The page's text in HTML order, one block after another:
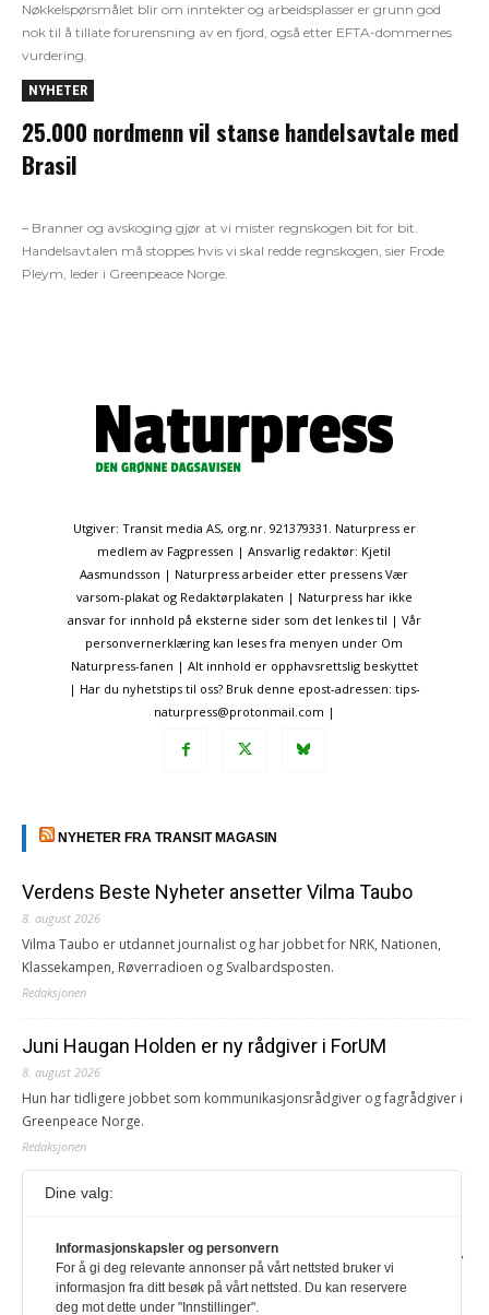
Nøkkelspørsmålet blir om inntekter og arbeidsplasser er grunn god
nok til å tillate forurensning av en fjord, også etter EFTA-dommernes
vurdering.
NYHETER
25.000 nordmenn vil stanse handelsavtale med
Brasil
– Branner og avskoging gjør at vi mister regnskogen bit for bit.
Handelsavtalen må stoppes hvis vi skal redde regnskogen, sier Frode
Pleym, leder i Greenpeace Norge.
Utgiver: Transit media AS, org.nr. 921379331. Naturpress er
medlem av Fagpressen | Ansvarlig redaktør: Kjetil
Aasmundsson | Naturpress arbeider etter pressens Vær
varsom-plakat og Redaktørplakaten | Naturpress har ikke
ansvar for innhold på eksterne sider som det lenkes til | Vår
personvernerklæring kan leses fra menyen under Om
Naturpress-fanen | Alt innhold er opphavsrettslig beskyttet
| Har du nyhetstips til oss? Bruk denne epost-adressen: tips-
naturpress@protonmail.com |
NYHETER FRA TRANSIT MAGASIN
Verdens Beste Nyheter ansetter Vilma Taubo
8. august 2026
Vilma Taubo er utdannet journalist og har jobbet for NRK, Nationen,
Klassekampen, Røverradioen og Svalbardsposten.
Redaksjonen
Juni Haugan Holden er ny rådgiver i ForUM
8. august 2026
Hun har tidligere jobbet som kommunikasjonsrådgiver og fagrådgiver i
Greenpeace Norge.
Redaksjonen
Journalist fra Vietnam idømt 7 års fengsel
Kommunistpartiet i Vietnam har total kontroll over alle offisielle medier,
aviser, TV- og radiokanaler. For å lese denne må du ha abonnement
Logg inn her Ny abonnent? Velg Årsabonnement, Månedsabonnement
Dine valg:
Informasjonskapsler og personvern
For å gi deg relevante annonser på vårt nettsted bruker vi
informasjon fra ditt besøk på vårt nettsted. Du kan reservere
deg mot dette under "Innstillinger".